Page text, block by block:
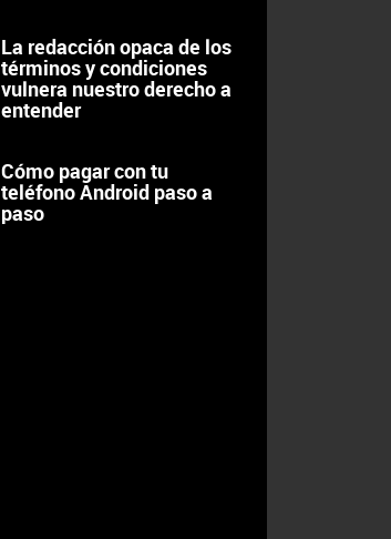
La redacción opaca de los
términos y condiciones
vulnera nuestro derecho a
entender
Cómo pagar con tu
teléfono Android paso a
paso